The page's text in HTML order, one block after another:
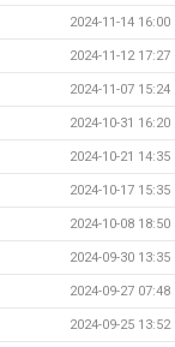
2024-11-14 16:00
2024-11-12 17:27
2024-11-07 15:24
2024-10-31 16:20
2024-10-21 14:35
2024-10-17 15:35
2024-10-08 18:50
2024-09-30 13:35
2024-09-27 07:48
2024-09-25 13:52